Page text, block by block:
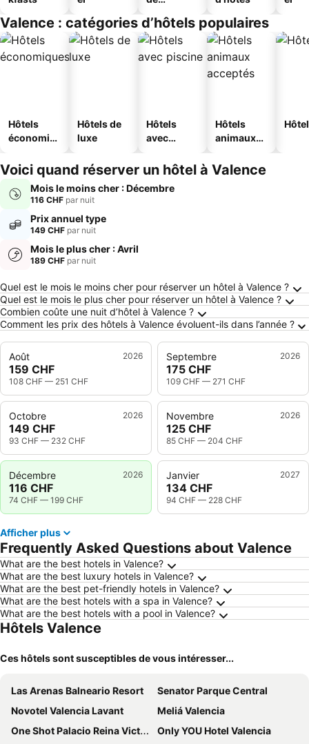
Valence : catégories d’hôtels populaires
Hôtels
économiq
Hôtels de
luxe
Hôtels
avec
Hôtels
animaux
Voici quand réserver un hôtel à Valence
Mois le moins cher : Décembre
116 CHF par nuit
Prix annuel type
149 CHF par nuit
Mois le plus cher : Avril
189 CHF par nuit
Frequently Asked Questions about Valence
Quel est le mois le moins cher pour réserver un hôtel à Valence ?
Quel est le mois le plus cher pour réserver un hôtel à Valence ?
Combien coûte une nuit d’hôtel à Valence ?
Comment les prix des hôtels à Valence évoluent-ils dans l’année ?
Août 2026
159 CHF
108 CHF — 251 CHF
Septembre 2026
175 CHF
109 CHF — 271 CHF
Octobre 2026
149 CHF
93 CHF — 232 CHF
Novembre 2026
125 CHF
85 CHF — 204 CHF
Décembre 2026
116 CHF
74 CHF — 199 CHF
Janvier 2027
134 CHF
94 CHF — 228 CHF
Afficher plus
Frequently Asked Questions about Valence
What are the best hotels in Valence?
What are the best luxury hotels in Valence?
What are the best pet-friendly hotels in Valence?
What are the best hotels with a spa in Valence?
What are the best hotels with a pool in Valence?
Hôtels Valence
Ces hôtels sont susceptibles de vous intéresser...
Las Arenas Balneario Resort
Senator Parque Central
Novotel Valencia Lavant
Meliá Valencia
One Shot Palacio Reina Victoria
Only YOU Hotel Valencia